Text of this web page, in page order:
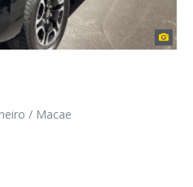
/ Macae